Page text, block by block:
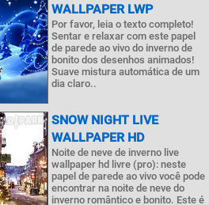
WALLPAPER LWP
Por favor, leia o texto completo!
Sentar e relaxar com este papel
de parede ao vivo do inverno de
bonito dos desenhos animados!
Suave mistura automática de um
dia claro..
SNOW NIGHT LIVE
WALLPAPER HD
Noite de neve de inverno live
wallpaper hd livre (pro): neste
papel de parede ao vivo você pode
encontrar na noite de neve do
inverno romântico e bonito. Este é